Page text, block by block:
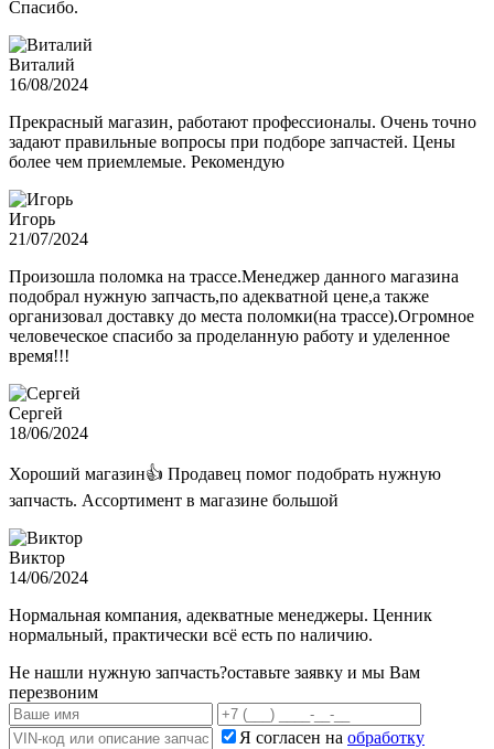
Спасибо.
Виталий
16/08/2024
Прекрасный магазин, работают профессионалы. Очень точно
задают правильные вопросы при подборе запчастей. Цены
более чем приемлемые. Рекомендую
Игорь
21/07/2024
Произошла поломка на трассе.Менеджер данного магазина
подобрал нужную запчасть,по адекватной цене,а также
организовал доставку до места поломки(на трассе).Огромное
человеческое спасибо за проделанную работу и уделенное
время!!!
Сергей
18/06/2024
Хороший магазин👍 Продавец помог подобрать нужную
запчасть. Ассортимент в магазине большой
Виктор
14/06/2024
Нормальная компания, адекватные менеджеры. Ценник
нормальный, практически всё есть по наличию.
Не нашли нужную запчасть?оставьте заявку и мы Вам
перезвоним
Я согласен на обработку